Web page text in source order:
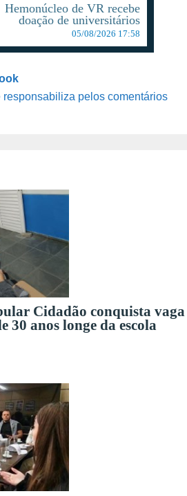
Hemonúcleo de VR recebe
doação de universitários
05/08/2026 17:58
pelos comentários
Cidadão conquista vaga
30 anos longe da escola